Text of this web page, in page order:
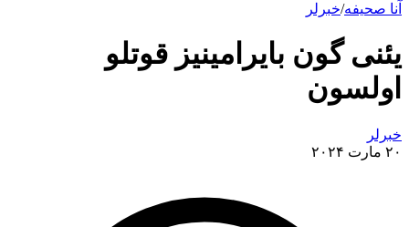
آنا صحیفه/خبرلر
یئنی گون بایرامینیز قوتلو
اولسون
خبرلر
۲۰ مارت ۲۰۲۴